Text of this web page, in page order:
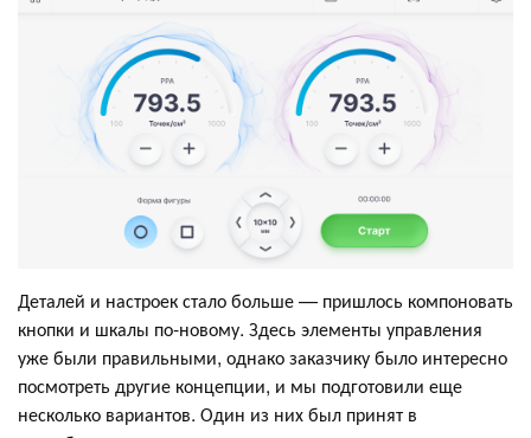
Деталей и настроек стало больше — пришлось компоновать
кнопки и шкалы по-новому. Здесь элементы управления
уже были правильными, однако заказчику было интересно
посмотреть другие концепции, и мы подготовили еще
несколько вариантов. Один из них был принят в